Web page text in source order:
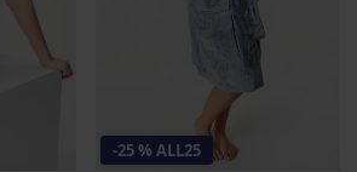
-25 % ALL25